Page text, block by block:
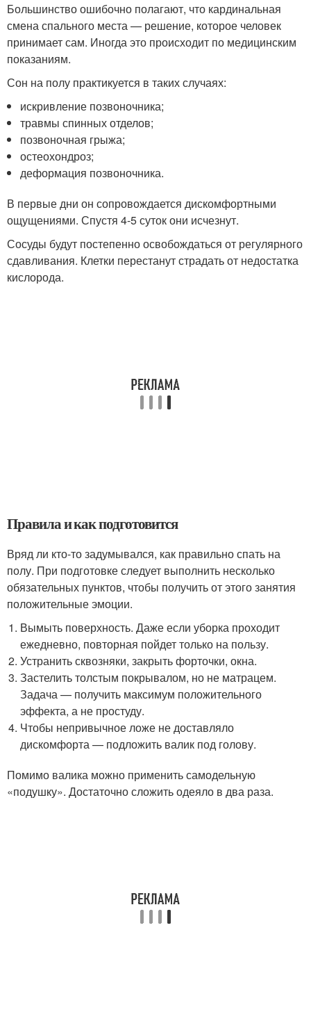
Большинство ошибочно полагают, что кардинальная
смена спального места — решение, которое человек
принимает сам. Иногда это происходит по медицинским
показаниям.
Сон на полу практикуется в таких случаях:
искривление позвоночника;
травмы спинных отделов;
позвоночная грыжа;
остеохондроз;
деформация позвоночника.
В первые дни он сопровождается дискомфортными
ощущениями. Спустя 4-5 суток они исчезнут.
Сосуды будут постепенно освобождаться от регулярного
сдавливания. Клетки перестанут страдать от недостатка
кислорода.
Правила и как подготовится
Вряд ли кто-то задумывался, как правильно спать на
полу. При подготовке следует выполнить несколько
обязательных пунктов, чтобы получить от этого занятия
положительные эмоции.
Вымыть поверхность. Даже если уборка проходит
ежедневно, повторная пойдет только на пользу.
Устранить сквозняки, закрыть форточки, окна.
Застелить толстым покрывалом, но не матрацем.
Задача — получить максимум положительного
эффекта, а не простуду.
Чтобы непривычное ложе не доставляло
дискомфорта — подложить валик под голову.
Помимо валика можно применить самодельную
«подушку». Достаточно сложить одеяло в два раза.